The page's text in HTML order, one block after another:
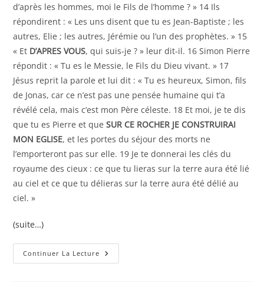
d’après les hommes, moi le Fils de l’homme ? » 14 Ils
répondirent : « Les uns disent que tu es Jean-Baptiste ; les
autres, Elie ; les autres, Jérémie ou l’un des prophètes. » 15
« Et D’APRES VOUS, qui suis-je ? » leur dit-il. 16 Simon Pierre
répondit : « Tu es le Messie, le Fils du Dieu vivant. » 17
Jésus reprit la parole et lui dit : « Tu es heureux, Simon, fils
de Jonas, car ce n’est pas une pensée humaine qui t’a
révélé cela, mais c’est mon Père céleste. 18 Et moi, je te dis
que tu es Pierre et queSUR CE ROCHER JE CONSTRUIRAI
MON EGLISE, et les portes du séjour des morts ne
l’emporteront pas sur elle. 19 Je te donnerai les clés du
royaume des cieux : ce que tu lieras sur la terre aura été lié
au ciel et ce que tu délieras sur la terre aura été délié au
ciel. »
(suite…)
Continuer La Lecture Mon
Identité